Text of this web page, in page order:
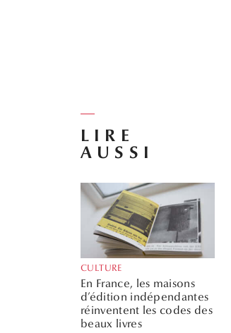
LIRE
AUSSI
CULTURE
En France, les maisons
d’édition indépendantes
réinventent les codes des
beaux livres